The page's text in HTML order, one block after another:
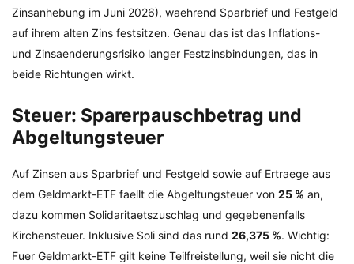
Zinsanhebung im Juni 2026), waehrend Sparbrief und Festgeld
auf ihrem alten Zins festsitzen. Genau das ist das Inflations-
und Zinsaenderungsrisiko langer Festzinsbindungen, das in
beide Richtungen wirkt.
Steuer: Sparerpauschbetrag und
Abgeltungsteuer
Auf Zinsen aus Sparbrief und Festgeld sowie auf Ertraege aus
dem Geldmarkt-ETF faellt die Abgeltungsteuer von 25 % an,
dazu kommen Solidaritaetszuschlag und gegebenenfalls
Kirchensteuer. Inklusive Soli sind das rund 26,375 %. Wichtig:
Fuer Geldmarkt-ETF gilt keine Teilfreistellung, weil sie nicht die